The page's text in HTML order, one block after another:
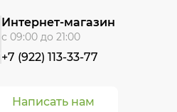
Написать нам
Интернет-магазин
с 09:00 до 21:00
+7 (922) 113-33-77